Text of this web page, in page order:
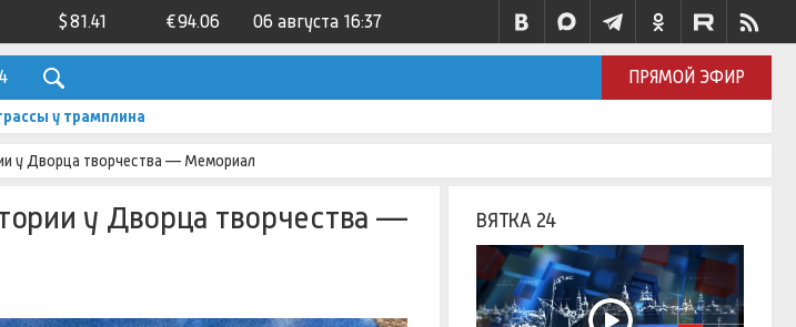
$81.41 €94.06 06 августа 16:37
ПРЯМОЙ ЭФИР
у трамплина
у Дворца творчества — Мемориал
у Дворца творчества —
ВЯТКА 24